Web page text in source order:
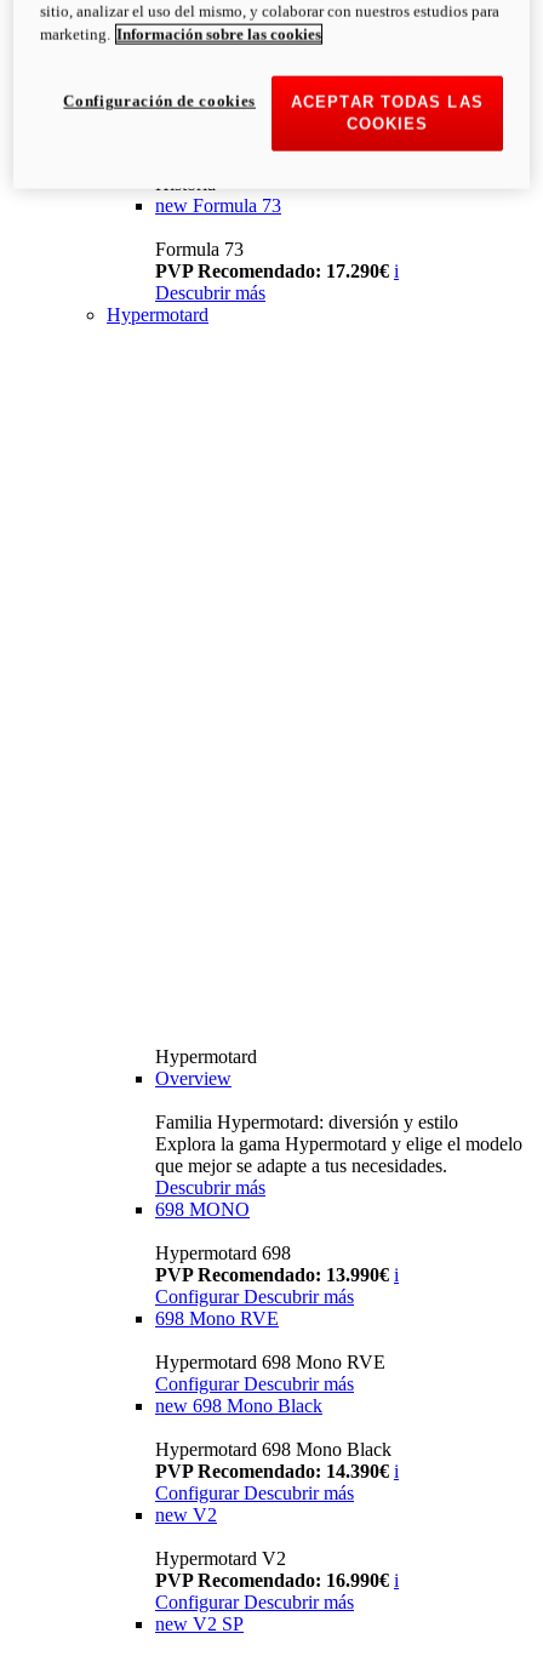
Historia
new Formula 73
Formula 73
PVP Recomendado: 17.290€ i
Descubrir más
Hypermotard
Hypermotard
Overview
Familia Hypermotard: diversión y estilo
Explora la gama Hypermotard y elige el modelo
que mejor se adapte a tus necesidades.
Descubrir más
698 MONO
Hypermotard 698
PVP Recomendado: 13.990€ i
ConfigurarDescubrir más
698 Mono RVE
Hypermotard 698 Mono RVE
Configurar Descubrir más
new 698 Mono Black
Hypermotard 698 Mono Black
PVP Recomendado: 14.390€ i
Configurar Descubrir más
new V2
Hypermotard V2
PVP Recomendado: 16.990€ i
Configurar Descubrir más
new V2 SP
sitio, analizar el uso del mismo, y colaborar con nuestros estudios para
marketing. Información sobre las cookies
ACEPTAR TODAS LAS
COOKIES
Configuración de cookies